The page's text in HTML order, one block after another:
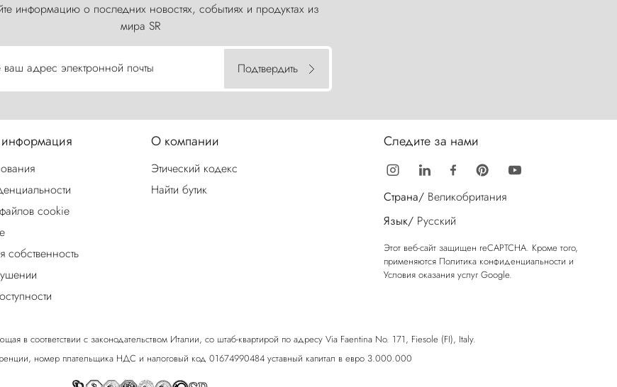
информацию о последних новостях, событиях и продуктах из
мира SR
ваш адрес электронной почты Подтвердить
cookie
собственность
О компании
Этический кодекс
Найти бутик
Следите за нами
Страна/ Великобритания
Язык/ Русский
Этот веб-сайт защищен reCAPTCHA. Кроме того,
применяются Политика конфиденциальности и
Условия оказания услуг Google.
в соответствии с законодательством Италии, со штаб-квартирой по адресу Via Faentina No. 171, Fiesole (FI), Italy.
номер плательщика НДС и налоговый код 01674990484 уставный капитал в евро 3.000.000